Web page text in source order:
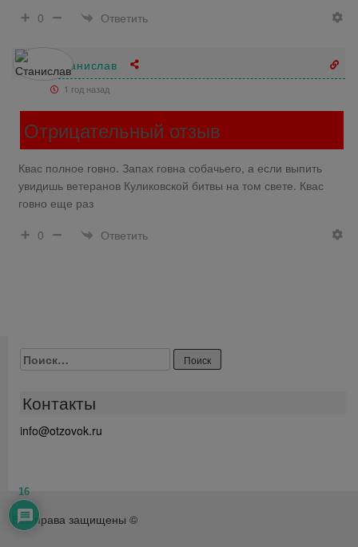
0
Ответить
Станислав
1 год назад
Отрицательный отзыв
Квас полное говно. Запах говна собачьего, а если выпить
увидишь ветеранов Куликовской битвы на том свете. Квас
говно еще раз
0
Ответить
Найти:
Контакты
info@otzovok.ru
Все права защищены ©
16